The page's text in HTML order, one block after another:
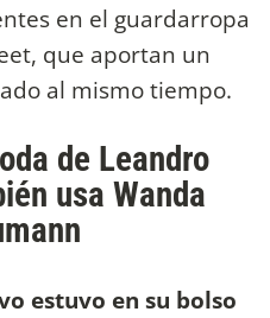
en el guardarropa
que aportan un
al mismo tiempo.
de Leandro
usa Wanda
estuvo en su bolso